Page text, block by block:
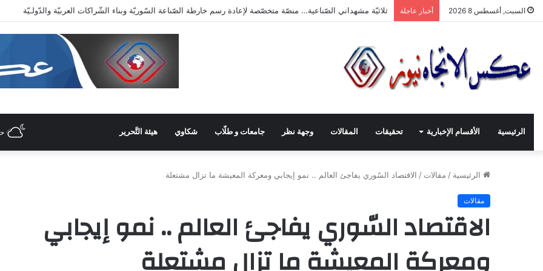
السبت, أغسطس 8 2026 أخبار عاجلة “ثلاثيّة مشهداني الصّناعيّة” تنطلق برعاية وزاريّة.. ملتقى واعد للصناعات الهندسيّة والبلاستيكيّة والكيميائيّة
الرئيسية الأقسام الإخبارية تحقيقات المقالات وجهة نظر جامعات و طلّاب شكاوي هيئة التَّحرير
الرئيسية / مقالات / الاقتصاد السّوري يفاجئ العالم .. نمو إيجابي ومعركة المعيشة ما تزال مشتعلة
مقالات
الاقتصاد السّوري يفاجئ العالم .. نمو إيجابي